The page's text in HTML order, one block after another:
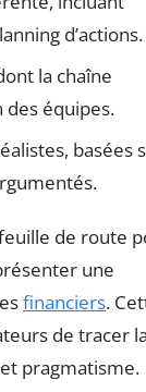
d’actions.
la chaîne
des équipes.
basées
de route
une
financiers.
de tracer
pragmatisme.